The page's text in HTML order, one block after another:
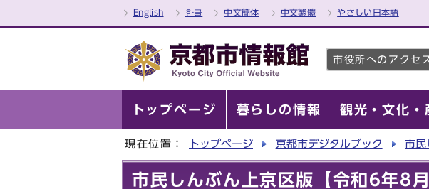
English 한글 中文簡体 中文繁體 やさしい日本語
市役所へのアクセス
トップページ 暮らしの情報 観光・文化・
現在位置： トップページ 京都市デジタルブック 市民
市民しんぶん上京区版【令和6年8